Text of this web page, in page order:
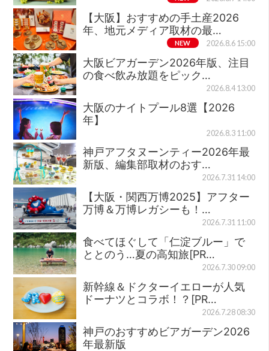
【大阪】おすすめの手土産2026
年、地元メディア取材の最…
NEW 2026.8.6 15:00
大阪ビアガーデン2026年版、注目
の食べ飲み放題をピック…
2026.8.4 13:00
大阪のナイトプール8選【2026
年】
2026.8.3 11:00
神戸アフタヌーンティー2026年最
新版、編集部取材のおす…
2026.7.31 14:00
【大阪・関西万博2025】アフター
万博＆万博レガシーも！…
2026.7.31 11:00
食べてほぐして「仁淀ブルー」で
ととのう…夏の高知旅[PR…
2026.7.30 09:00
新幹線＆ドクターイエローが人気
ドーナツとコラボ！？[PR…
2026.7.28 08:30
神戸のおすすめビアガーデン2026
年最新版